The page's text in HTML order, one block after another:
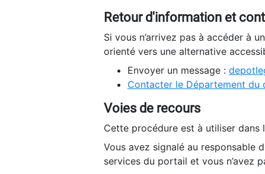
Retour d'information et
Si vous n’arrivez pas à accéder à
orienté vers une alternative
Envoyer un message :
Contacter le Département
Voies de recours
Cette procédure est à utiliser dans
Vous avez signalé au responsable
services du portail et vous n’avez